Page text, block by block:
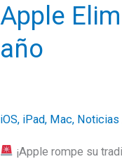
Apple
año
iOS, iPad, Mac, Noticias
¡Apple rompe su